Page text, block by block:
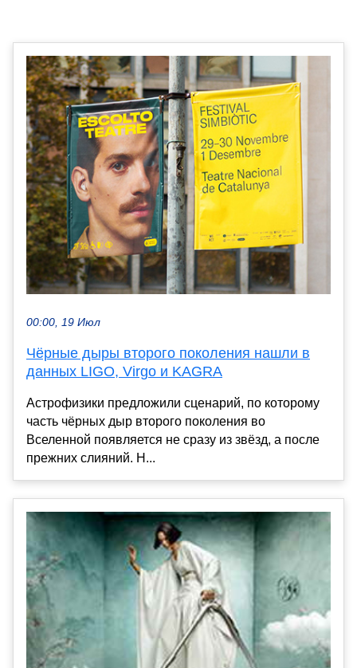
00:00, 19 Июл
Чёрные дыры второго поколения нашли в
данных LIGO, Virgo и KAGRA
Астрофизики предложили сценарий, по которому
часть чёрных дыр второго поколения во
Вселенной появляется не сразу из звёзд, а после
прежних слияний. Н...